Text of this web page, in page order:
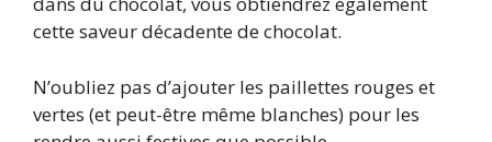
cette saveur décadente de chocolat.
N’oubliez pas d’ajouter les paillettes rouges et
vertes (et peut-être même blanches) pour les